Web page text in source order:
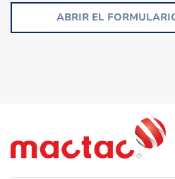
Señalización
Ecorresponsable
ABRIR EL